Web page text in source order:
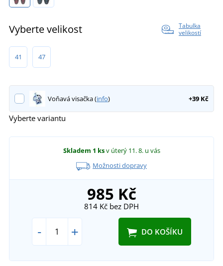
Vyberte velikost
Tabulka
velikostí
41 47
Voňavá visačka (info) +39 Kč
Vyberte variantu
Skladem 1 ksv úterý 11. 8. u vás
Možnosti dopravy
985 Kč
814 Kč bez DPH
- + DO KOŠÍKU